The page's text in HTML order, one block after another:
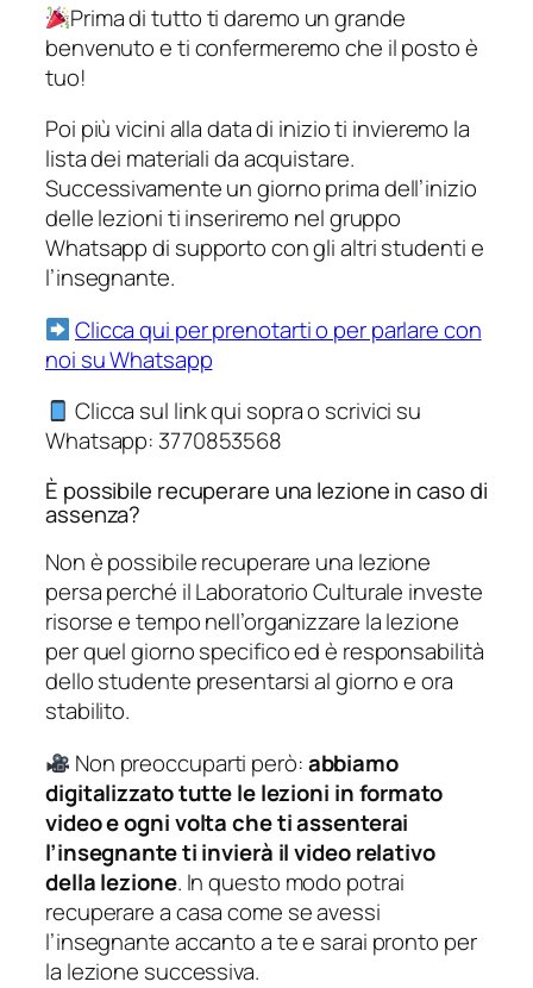
Prima di tutto ti daremo un grande
benvenuto e ti confermeremo che il posto è
tuo!
Poi più vicini alla data di inizio ti invieremo la
lista dei materiali da acquistare.
Successivamente un giorno prima dell’inizio
delle lezioni ti inseriremo nel gruppo
Whatsapp di supporto con gli altri studenti e
l’insegnante.
Clicca qui per prenotarti o per parlare con
noi su Whatsapp
Clicca sul link qui sopra o scrivici su
Whatsapp: 3770853568
È possibile recuperare una lezione in caso di
assenza?
Non è possibile recuperare una lezione
persa perché il Laboratorio Culturale investe
risorse e tempo nell’organizzare la lezione
per quel giorno specifico ed è responsabilità
dello studente presentarsi al giorno e ora
stabilito.
Non preoccuparti però:abbiamo
digitalizzato tutte le lezioni in formato
video e ogni volta che ti assenterai
l’insegnante ti invierà il video relativo
della lezione. In questo modo potrai
recuperare a casa come se avessi
l’insegnante accanto a te e sarai pronto per
la lezione successiva.